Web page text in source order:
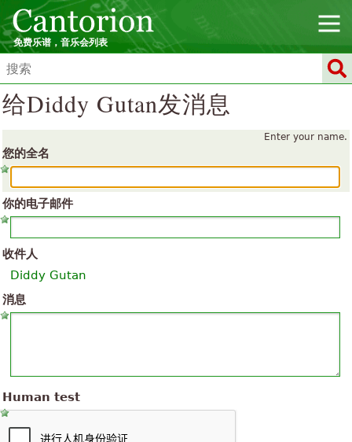
免费乐谱，音乐会列表
给Diddy Gutan发消息
Enter your name.
您的全名
你的电子邮件
收件人
Diddy Gutan
消息
Human test